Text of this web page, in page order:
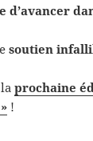
d’avancer
soutien
laprochaine
!